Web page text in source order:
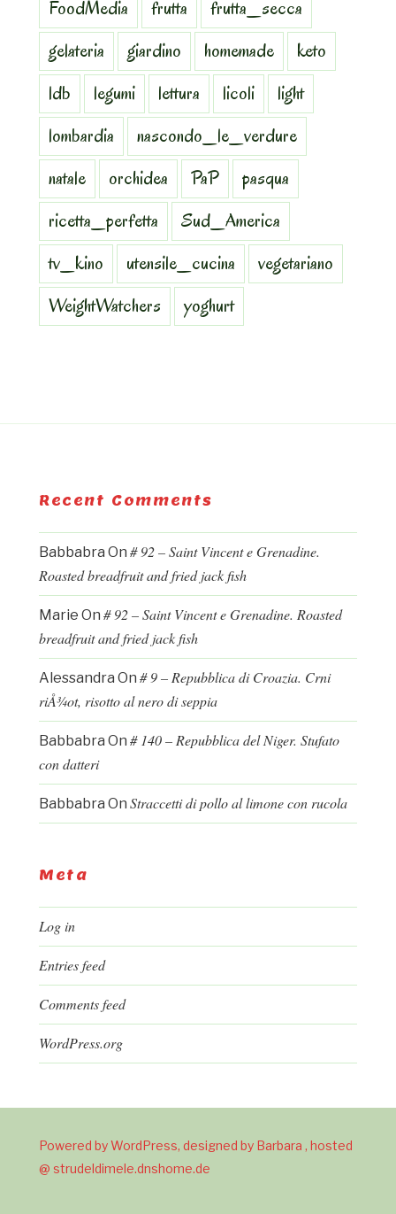
FoodMedia
frutta
frutta_secca
gelateria
giardino homemade
keto
ldb
legumi lettura licoli
light
lombardia
nascondo_le_verdure
natale
orchidea PaP
pasqua
ricetta_perfetta
Sud_America
tv_kino
utensile_cucina
vegetariano
WeightWatchers
yoghurt
Recent Comments
Babbabra On # 92 – Saint Vincent e Grenadine.
Roasted breadfruit and fried jack fish
Marie On # 92 – Saint Vincent e Grenadine. Roasted
breadfruit and fried jack fish
Alessandra On # 9 – Repubblica di Croazia. Crni
riÅ¾ot, risotto al nero di seppia
Babbabra On # 140 – Repubblica del Niger. Stufato
con datteri
Babbabra On Straccetti di pollo al limone con rucola
Meta
Log in
Entries feed
Comments feed
WordPress.org
Powered by WordPress, designed by Barbara , hosted
@ strudeldimele.dnshome.de